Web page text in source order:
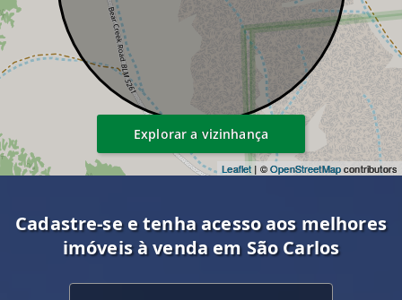
Leaflet | ©OpenStreetMapcontributors
Explorar a vizinhança
Cadastre-se e tenha acesso aos melhores
imóveis à venda em São Carlos